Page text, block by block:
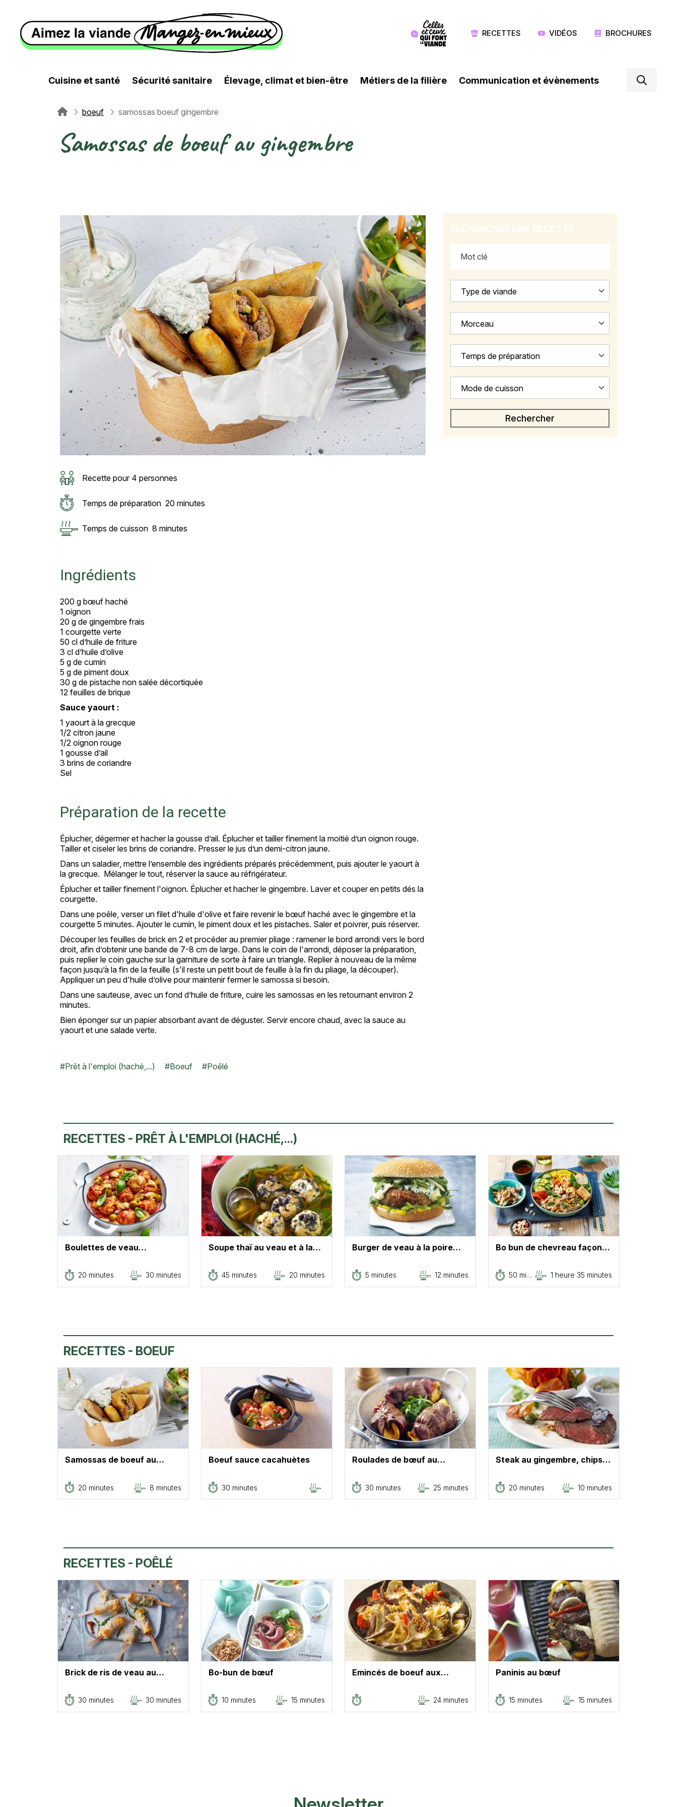
Image
RECETTES VIDÉOS BROCHURES
Cuisine et santé Sécurité sanitaire Élevage, climat et bien-être Métiers de la filière Communication et évènements
Fil d'Ariane
boeuf samossas boeuf gingembre
Samossas de boeuf au gingembre
Recette pour 4 personnes
Temps de préparation 20 minutes
Temps de cuisson 8 minutes
Ingrédients
200 g bœuf haché
1 oignon
20 g de gingembre frais
1 courgette verte
50 cl d’huile de friture
3 cl d’huile d’olive
5 g de cumin
5 g de piment doux
30 g de pistache non salée décortiquée
12 feuilles de brique
Sauce yaourt :
1 yaourt à la grecque
1/2 citron jaune
1/2 oignon rouge
1 gousse d’ail
3 brins de coriandre
Sel
Préparation de la recette
Éplucher, dégermer et hacher la gousse d’ail. Éplucher et tailler finement la moitié d’un oignon rouge.
Tailler et ciseler les brins de coriandre. Presser le jus d’un demi-citron jaune.
Dans un saladier, mettre l’ensemble des ingrédients préparés précédemment, puis ajouter le yaourt à
la grecque. Mélanger le tout, réserver la sauce au réfrigérateur.
Éplucher et tailler finement l'oignon. Éplucher et hacher le gingembre. Laver et couper en petits dés la
courgette.
Dans une poêle, verser un filet d'huile d'olive et faire revenir le bœuf haché avec le gingembre et la
courgette 5 minutes. Ajouter le cumin, le piment doux et les pistaches. Saler et poivrer, puis réserver.
Découper les feuilles de brick en 2 et procéder au premier pliage : ramener le bord arrondi vers le bord
droit, afin d’obtenir une bande de 7-8 cm de large. Dans le coin de l'arrondi, déposer la préparation,
puis replier le coin gauche sur la garniture de sorte à faire un triangle. Replier à nouveau de la même
façon jusqu’à la fin de la feuille (s'il reste un petit bout de feuille à la fin du pliage, la découper).
Appliquer un peu d'huile d’olive pour maintenir fermer le samossa si besoin.
Dans une sauteuse, avec un fond d’huile de friture, cuire les samossas en les retournant environ 2
minutes.
Bien éponger sur un papier absorbant avant de déguster. Servir encore chaud, avec la sauce au
yaourt et une salade verte.
#Prêt à l'emploi (haché,...) #Boeuf #Poêlé
Type de viande
Morceau
Temps de préparation
Mode de cuisson
RECETTES - PRÊT À L'EMPLOI (HACHÉ,...)
Boulettes de veau…
20 minutes 30 minutes
Soupe thaï au veau et à la…
45 minutes 20 minutes
Burger de veau à la poire…
5 minutes 12 minutes
Bo bun de chevreau façon…
50 mi… 1 heure 35 minutes
RECETTES - BOEUF
Samossas de boeuf au…
20 minutes 8 minutes
Boeuf sauce cacahuètes
30 minutes
Roulades de bœuf au…
30 minutes 25 minutes
Steak au gingembre, chips…
20 minutes 10 minutes
RECETTES - POÊLÉ
Brick de ris de veau au…
30 minutes 30 minutes
Bo-bun de bœuf
10 minutes 15 minutes
Emincés de boeuf aux…
24 minutes
Paninis au bœuf
15 minutes 15 minutes